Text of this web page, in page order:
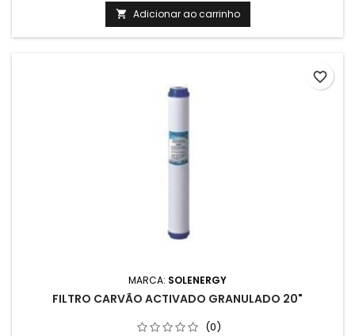
 Adicionar ao carrinho
MARCA: SOLENERGY
FILTRO CARVÃO ACTIVADO GRANULADO 20"
(0)
favorite_border